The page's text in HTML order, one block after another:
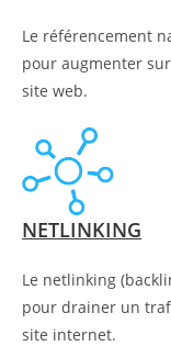
Le référencement
pour augmenter
site web.
NETLINKING
Le netlinking
pour drainer un
site internet.